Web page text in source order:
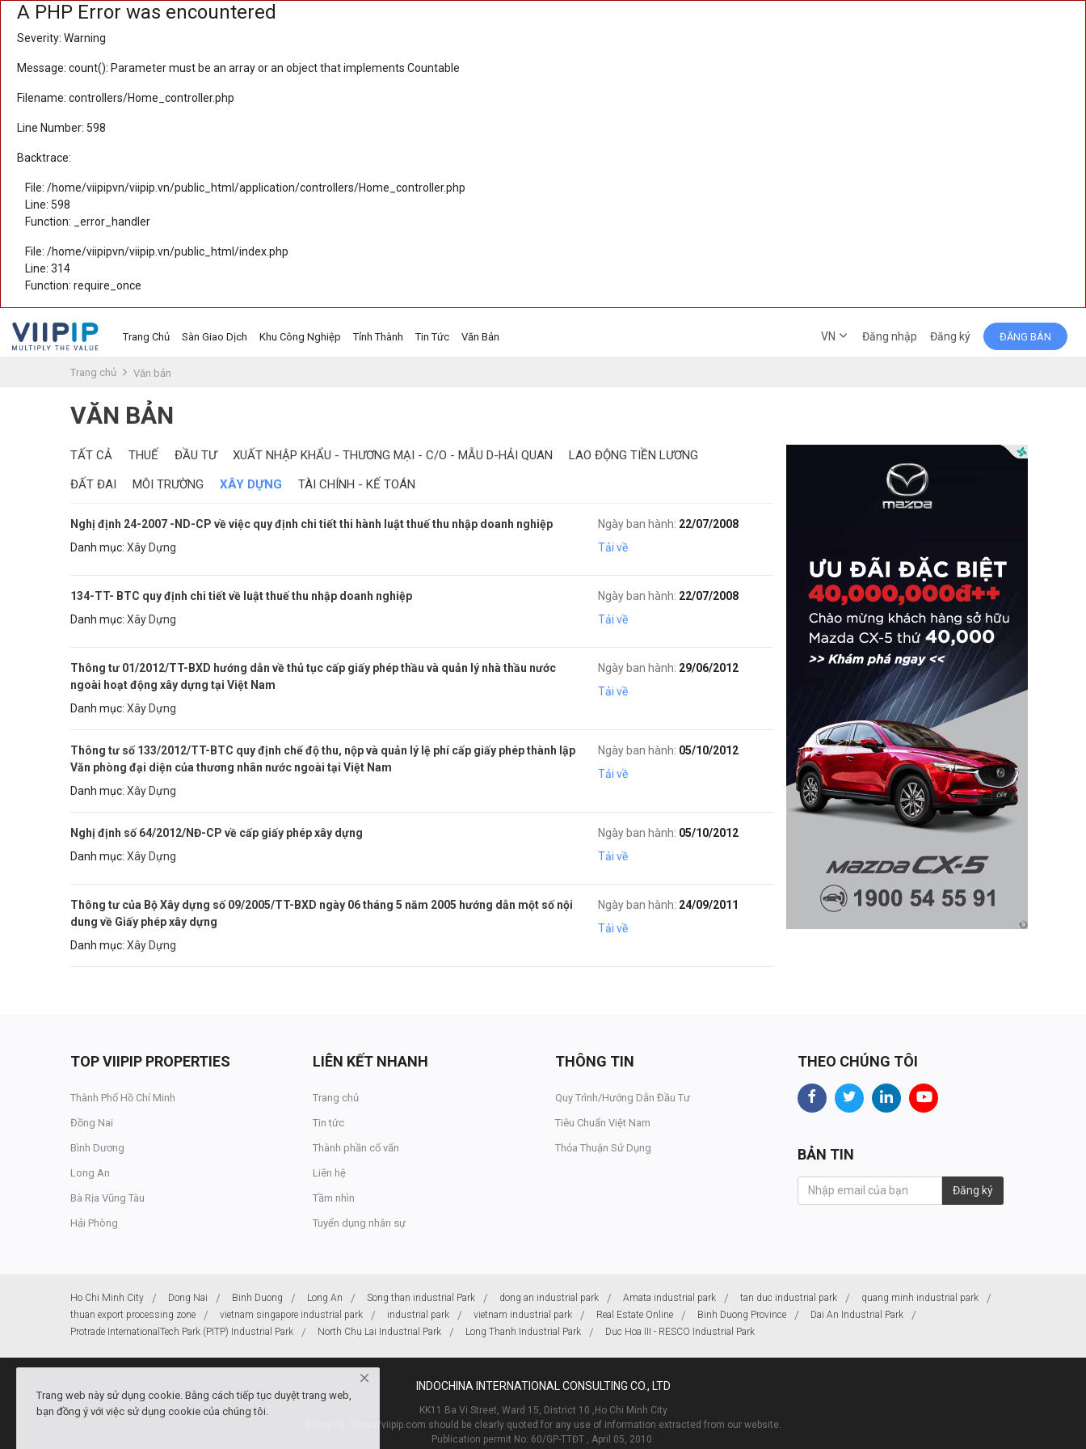
A PHP Error was encountered
Severity: Warning
Message: count(): Parameter must be an array or an object that implements Countable
Filename: controllers/Home_controller.php
Line Number: 598
Backtrace:
File: /home/viipipvn/viipip.vn/public_html/application/controllers/Home_controller.php
Line: 598
Function: _error_handler
File: /home/viipipvn/viipip.vn/public_html/index.php
Line: 314
Function: require_once
Trang Chủ Sàn Giao Dịch Khu Công Nghiệp Tỉnh Thành Tin Tức Văn Bản VN Đăng nhập Đăng ký ĐĂNG BÁN
Trang chủ
Sàn Giao Dịch
Tin tức
Liên hệ
Tầm nhìn
Quy Trình/Hướng Dẫn Đầu Tư
Thỏa Thuận Sử Dụng
ĐĂNG BÁN
Trang chủ Văn bản
VĂN BẢN
TẤT CẢ THUẾ ĐẦU TƯ XUẤT NHẬP KHẨU - THƯƠNG MẠI - C/O - MẪU D-HẢI QUAN
LAO ĐỘNG TIỀN LƯƠNG
ĐẤT ĐAI
MÔI TRƯỜNG XÂY DỰNG TÀI CHÍNH - KẾ TOÁN
Nghị định 24-2007 -ND-CP về việc quy định chi tiết thi hành luật thuế thu nhập doanh nghiệp
Danh mục: Xây Dựng
Ngày ban hành: 22/07/2008
Tải về
134-TT- BTC quy định chi tiết về luật thuế thu nhập doanh nghiệp
Danh mục: Xây Dựng
Ngày ban hành: 22/07/2008
Tải về
Thông tư 01/2012/TT-BXD hướng dẫn về thủ tục cấp giấy phép thầu và quản lý nhà thầu nước
ngoài hoạt động xây dựng tại Việt Nam
Danh mục: Xây Dựng
Ngày ban hành: 29/06/2012
Tải về
Thông tư số 133/2012/TT-BTC quy định chế độ thu, nộp và quản lý lệ phí cấp giấy phép thành lập
Văn phòng đại diện của thương nhân nước ngoài tại Việt Nam
Danh mục: Xây Dựng
Ngày ban hành: 05/10/2012
Tải về
Nghị định số 64/2012/NĐ-CP về cấp giấy phép xây dựng
Danh mục: Xây Dựng
Ngày ban hành: 05/10/2012
Tải về
Thông tư của Bộ Xây dựng số 09/2005/TT-BXD ngày 06 tháng 5 năm 2005 hướng dẫn một số nội
dung về Giấy phép xây dựng
Danh mục: Xây Dựng
Ngày ban hành: 24/09/2011
Tải về
TOP VIIPIP PROPERTIES
Thành Phố Hồ Chí Minh
Đồng Nai
Bình Dương
Long An
Bà Rịa Vũng Tàu
Hải Phòng
LIÊN KẾT NHANH
Trang chủ
Tin tức
Thành phần cố vấn
Liên hệ
Tầm nhìn
Tuyển dụng nhân sự
THÔNG TIN
Quy Trình/Hướng Dẫn Đầu Tư
Tiêu Chuẩn Việt Nam
Thỏa Thuận Sử Dụng
THEO CHÚNG TÔI
BẢN TIN
Đăng ký
Ho Chi Minh City Dong Nai Binh Duong Long An Song than industrial Park dong an industrial park Amata industrial park tan duc industrial park
quang minh industrial park
thuan export processing zone
vietnam singapore industrial park industrial park vietnam industrial park Real Estate Online Binh Duong Province
Dai An Industrial Park
Protrade InternationalTech Park (PITP) Industrial Park
North Chu Lai Industrial Park Long Thanh Industrial Park Duc Hoa III - RESCO Industrial Park
INDOCHINA INTERNATIONAL CONSULTING CO., LTD
KK11 Ba Vi Street, Ward 15, District 10 ,Ho Chi Minh City
®Source: https://viipip.com should be clearly quoted for any use of information extracted from our website.
Publication permit No: 60/GP-TTĐT , April 05, 2010.
Trang web này sử dụng cookie. Bằng cách tiếp tục duyệt trang web,
bạn đồng ý với việc sử dụng cookie của chúng tôi.